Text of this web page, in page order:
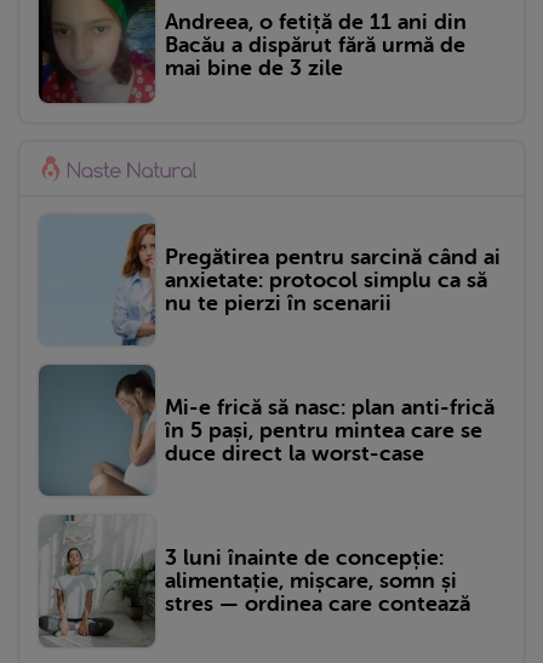
Andreea, o fetiță de 11 ani din
Bacău a dispărut fără urmă de
mai bine de 3 zile
Pregătirea pentru sarcină când ai
anxietate: protocol simplu ca să
nu te pierzi în scenarii
Mi-e frică să nasc: plan anti-frică
în 5 pași, pentru mintea care se
duce direct la worst-case
3 luni înainte de concepție:
alimentație, mișcare, somn și
stres — ordinea care contează